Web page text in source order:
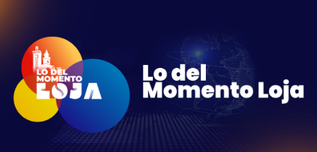
contenido